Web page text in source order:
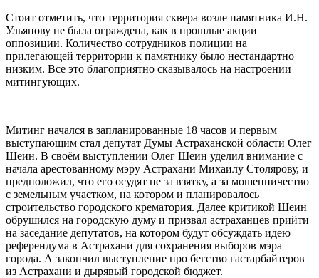
Стоит отметить, что территория сквера возле памятника И.Н.
Ульянову не была ограждена, как в прошлые акции
оппозиции. Количество сотрудников полиции на
прилегающей территории к памятнику было нестандартно
низким. Все это благоприятно сказывалось на настроении
митингующих.
Митинг начался в запланированные 18 часов и первым
выступающим стал депутат Думы Астраханской области Олег
Шеин. В своём выступлении Олег Шеин уделил внимание с
начала арестованному мэру Астрахани Михаилу Столярову, и
предположил, что его осудят не за взятку, а за мошенничество
с земельным участком, на котором и планировалось
строительство городского крематория. Далее критикой Шеин
обрушился на городскую думу и призвал астраханцев прийти
на заседание депутатов, на котором будут обсуждать идею
референдума в Астрахани для сохранения выборов мэра
города. А закончил выступление про бегство гастарбайтеров
из Астрахани и дырявый городской бюджет.